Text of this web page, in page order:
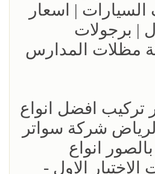
| اسعار
| برجولات
مظلات المدارس
تركيب افضل انواع
شركة سواتر
انواع
الاول -